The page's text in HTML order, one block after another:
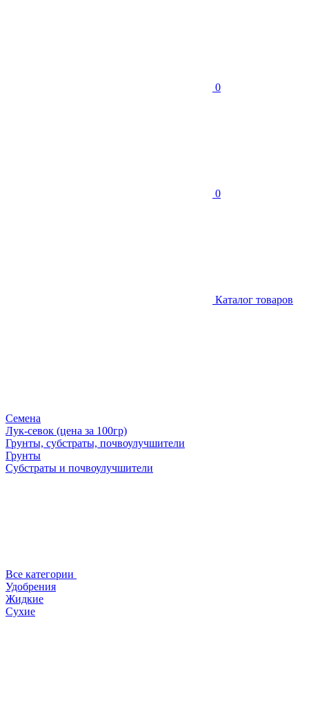
0
0
Каталог товаров
Семена
Лук-севок (цена за 100гр)
Грунты, субстраты, почвоулучшители
Грунты
Субстраты и почвоулучшители
Все категории
Удобрения
Жидкие
Сухие